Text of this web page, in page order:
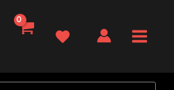
Menu